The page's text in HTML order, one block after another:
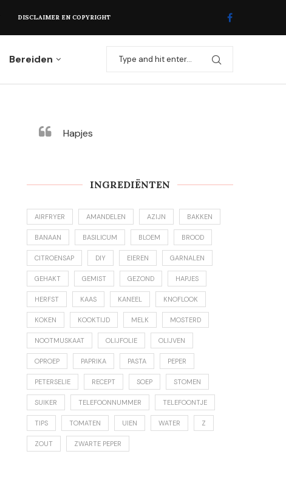
DISCLAIMER EN COPYRIGHT
Bereiden
Hapjes
INGREDIËNTEN
AIRFRYER AMANDELEN AZIJN BAKKEN
BANAAN BASILICUM BLOEM BROOD
CITROENSAP DIY EIEREN GARNALEN
GEHAKT GEMIST GEZOND HAPJES
HERFST KAAS KANEEL KNOFLOOK
KOKEN KOOKTIJD MELK MOSTERD
NOOTMUSKAAT OLIJFOLIE OLIJVEN
OPROEP PAPRIKA PASTA PEPER
PETERSELIE RECEPT SOEP STOMEN
SUIKER TELEFOONNUMMER TELEFOONTJE
TIPS TOMATEN UIEN WATER Z
ZOUT ZWARTE PEPER